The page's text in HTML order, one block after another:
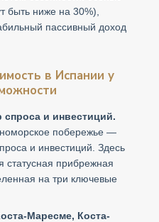
быть ниже на 30%),
пассивный доход
в Испании у
и инвестиций.
побережье —
и инвестиций. Здесь
статусная прибрежная
на три ключевые
Маресме, Коста-